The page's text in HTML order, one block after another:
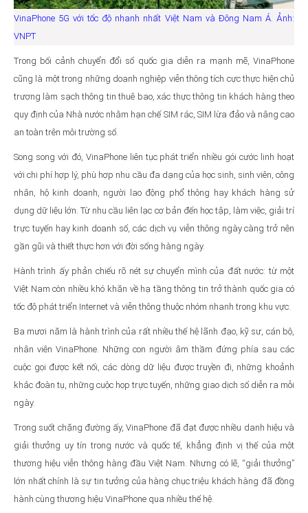
VinaPhone 5G với tốc độ nhanh nhất Việt Nam và Đông Nam Á. Ảnh:
VNPT
Trong bối cảnh chuyển đổi số quốc gia diễn ra mạnh mẽ, VinaPhone
cũng là một trong những doanh nghiệp viễn thông tích cực thực hiện chủ
trương làm sạch thông tin thuê bao, xác thực thông tin khách hàng theo
quy định của Nhà nước nhằm hạn chế SIM rác, SIM lừa đảo và nâng cao
an toàn trên môi trường số.
Song song với đó, VinaPhone liên tục phát triển nhiều gói cước linh hoạt
với chi phí hợp lý, phù hợp nhu cầu đa dạng của học sinh, sinh viên, công
nhân, hộ kinh doanh, người lao động phổ thông hay khách hàng sử
dụng dữ liệu lớn. Từ nhu cầu liên lạc cơ bản đến học tập, làm việc, giải trí
trực tuyến hay kinh doanh số, các dịch vụ viễn thông ngày càng trở nên
gần gũi và thiết thực hơn với đời sống hàng ngày.
Hành trình ấy phản chiếu rõ nét sự chuyển mình của đất nước: từ một
Việt Nam còn nhiều khó khăn về hạ tầng thông tin trở thành quốc gia có
tốc độ phát triển Internet và viễn thông thuộc nhóm nhanh trong khu vực.
Ba mươi năm là hành trình của rất nhiều thế hệ lãnh đạo, kỹ sư, cán bộ,
nhân viên VinaPhone. Những con người âm thầm đứng phía sau các
cuộc gọi được kết nối, các dòng dữ liệu được truyền đi, những khoảnh
khắc đoàn tụ, những cuộc họp trực tuyến, những giao dịch số diễn ra mỗi
ngày.
Trong suốt chặng đường ấy, VinaPhone đã đạt được nhiều danh hiệu và
giải thưởng uy tín trong nước và quốc tế, khẳng định vị thế của một
thương hiệu viễn thông hàng đầu Việt Nam. Nhưng có lẽ, “giải thưởng”
lớn nhất chính là sự tin tưởng của hàng chục triệu khách hàng đã đồng
hành cùng thương hiệu VinaPhone qua nhiều thế hệ.